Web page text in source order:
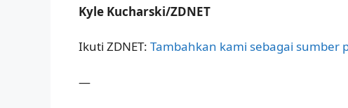
Kyle Kucharski/ZDNET
Ikuti ZDNET: Tambahkan kami sebagai sumber
—